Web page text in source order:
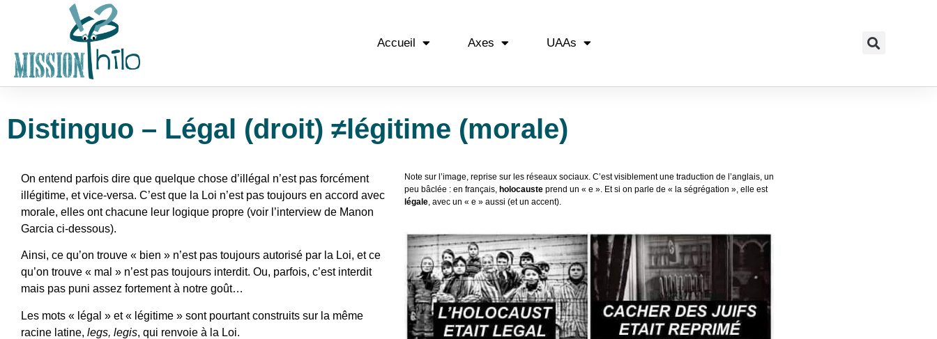
Accueil Axes UAAs
Distinguo – Légal (droit) ≠légitime (morale)
On entend parfois dire que quelque chose d’illégal n’est pas forcément
illégitime, et vice-versa. C’est que la Loi n’est pas toujours en accord avec
morale, elles ont chacune leur logique propre (voir l’interview de Manon
Garcia ci-dessous).
Ainsi, ce qu’on trouve « bien » n’est pas toujours autorisé par la Loi, et ce
qu’on trouve « mal » n’est pas toujours interdit. Ou, parfois, c’est interdit
mais pas puni assez fortement à notre goût…
Les mots « légal » et « légitime » sont pourtant construits sur la même
racine latine, legs, legis, qui renvoie à la Loi.
Note sur l’image, reprise sur les réseaux sociaux. C’est visiblement une traduction de l’anglais, un
peu bâclée : en français, holocauste prend un « e ». Et si on parle de « la ségrégation », elle est
légale , avec un « e » aussi (et un accent).